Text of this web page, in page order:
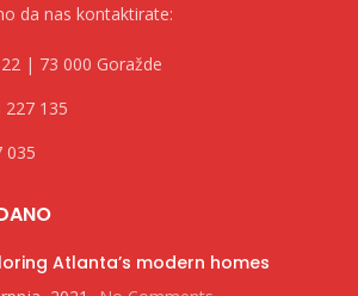
da nas kontaktirate:
| 73 000 Goražde
227 135
035
Atlanta’s modern homes